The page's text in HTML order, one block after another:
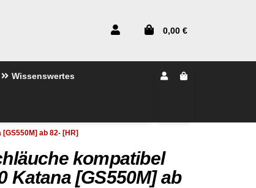
0,00 €
Wissenswertes
ab 82- [HR]
kompatibel
Katana [GS550M] ab